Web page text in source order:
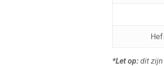
*Let op:dit zijn